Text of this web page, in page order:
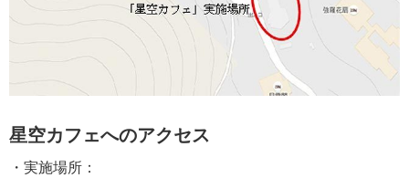
星空カフェへのアクセス
・実施場所：